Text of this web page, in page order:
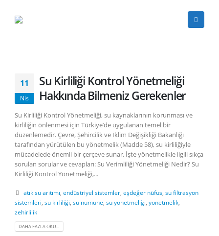
11
Nis
Su Kirliliği Kontrol Yönetmeliği
Hakkında Bilmeniz Gerekenler
Su Kirliliği Kontrol Yönetmeliği, su kaynaklarının korunması ve
kirliliğin önlenmesi için Türkiye’de uygulanan temel bir
düzenlemedir. Çevre, Şehircilik ve İklim Değişikliği Bakanlığı
tarafından yürütülen bu yönetmelik (Madde 58), su kirliliğiyle
mücadelede önemli bir çerçeve sunar. İşte yönetmelikle ilgili sıkça
sorulan sorular ve cevapları: Su Verimliliği Yönetmeliği Nedir? Su
Kirliliği Kontrol Yönetmeliği,...
atık su arıtımı, endüstriyel sistemler, eşdeğer nüfus, su filtrasyon
sistemleri, su kirliliği, su numune, su yönetmeliği, yönetmelik,
zehirlilik
DAHA FAZLA OKU...